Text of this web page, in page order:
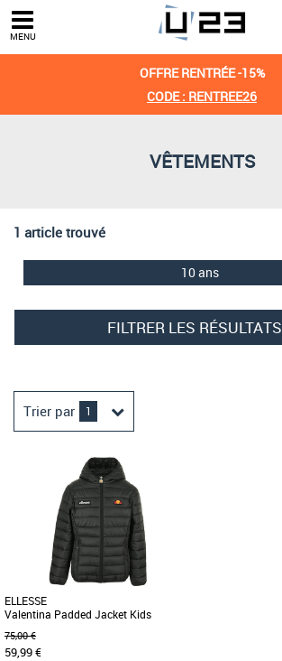
MENU
OFFRE RENTRÉE -15%
CODE : RENTREE26
VÊTEMENTS
1 article trouvé
10 ans
FILTRER LES RÉSULTATS
Trier par 1
Trier par
Derniers arrivages
ELLESSE
Valentina Padded Jacket Kids
75,00 €
59,99 €